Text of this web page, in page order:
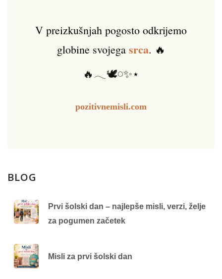
V preizkušnjah pogosto odkrijemo
globine svojega srca. 🔥
🔥𓂃🕊️𓏸✨⋆
pozitivnemisli.com
BLOG
Prvi šolski dan – najlepše misli, verzi, želje
za pogumen začetek
Misli za prvi šolski dan